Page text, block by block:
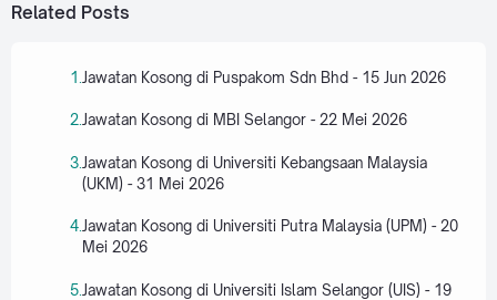
Related Posts
Jawatan Kosong di Puspakom Sdn Bhd - 15 Jun 2026
Jawatan Kosong di MBI Selangor - 22 Mei 2026
Jawatan Kosong di Universiti Kebangsaan Malaysia
(UKM) - 31 Mei 2026
Jawatan Kosong di Universiti Putra Malaysia (UPM) - 20
Mei 2026
Jawatan Kosong di Universiti Islam Selangor (UIS) - 19